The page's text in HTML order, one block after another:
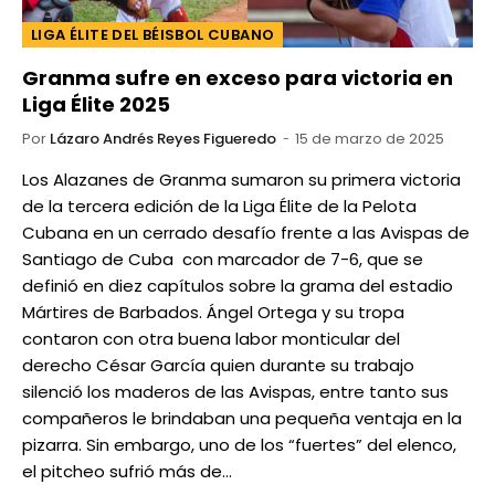
LIGA ÉLITE DEL BÉISBOL CUBANO
Granma sufre en exceso para victoria en
Liga Élite 2025
Por Lázaro Andrés Reyes Figueredo 15 de marzo de 2025
Los Alazanes de Granma sumaron su primera victoria
de la tercera edición de la Liga Élite de la Pelota
Cubana en un cerrado desafío frente a las Avispas de
Santiago de Cuba con marcador de 7-6, que se
definió en diez capítulos sobre la grama del estadio
Mártires de Barbados. Ángel Ortega y su tropa
contaron con otra buena labor monticular del
derecho César García quien durante su trabajo
silenció los maderos de las Avispas, entre tanto sus
compañeros le brindaban una pequeña ventaja en la
pizarra. Sin embargo, uno de los “fuertes” del elenco,
el pitcheo sufrió más de…